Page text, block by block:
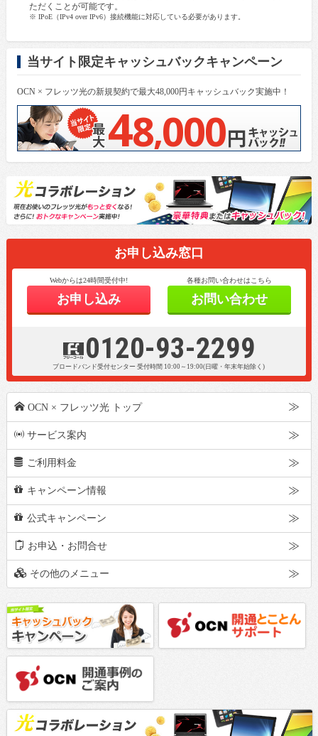
ただくことが可能です。
※ IPoE（IPv4 over IPv6）接続機能に対応している必要があります。
当サイト限定キャッシュバックキャンペーン
OCN × フレッツ光の新規契約で最大48,000円キャッシュバック実施中！
48
,000
お申し込み窓口
Webからは24時間受付中!
お申し込み
各種お問い合わせはこちら
お問い合わせ
z0120-93-2299
ブロードバンド受付センター 受付時間 10:00～19:00(日曜・年末年始除く)
iOCN × フレッツ光 トップ
pサービス案内
h ご利用料金
d キャンペーン情報
d 公式キャンペーン
m お申込・お問合せ
o その他のメニュー